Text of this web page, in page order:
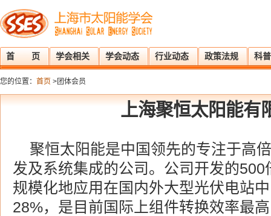
首 页 学会相关 学会动态 行业动态 政策法规 科
您的位置： 首页 >团体会员
上海聚恒太阳能有
聚恒太阳能是中国领先的专注于高
发及系统集成的公司。公司开发的
规模化地应用在国内外大型光伏电站
28%，是目前国际上组件转换效率最